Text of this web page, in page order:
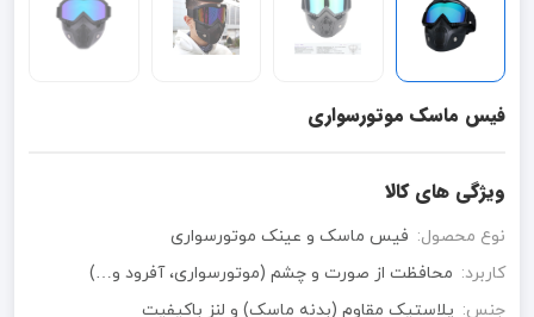
فیس ماسک موتورسواری
ویژگی های کالا
نوع محصول: فیس ماسک و عینک موتورسواری
کاربرد: محافظت از صورت و چشم (موتورسواری، آفرود و…)
جنس: پلاستیک مقاوم (بدنه ماسک) و لنز باکیفیت